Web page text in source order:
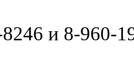
и 8-960-